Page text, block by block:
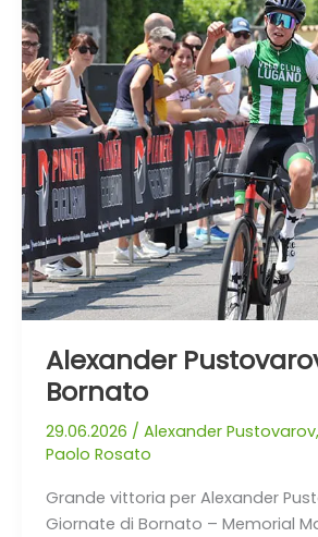
Alexander
Bornato
29.06.2026 / Alexander Pustovarov,
Paolo Rosato
Grande vittoria per Alexander
Giornate di Bornato – Memorial
Bornato